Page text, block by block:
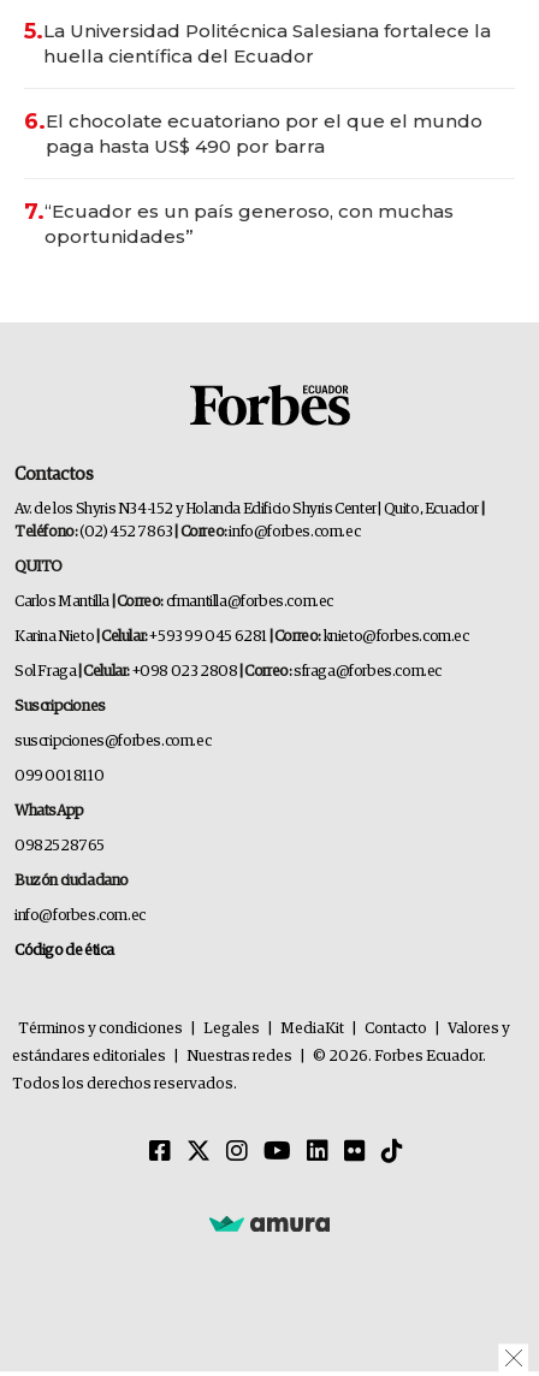
5.La Universidad Politécnica Salesiana fortalece la
huella científica del Ecuador
6.El chocolate ecuatoriano por el que el mundo
paga hasta US$ 490 por barra
7.“Ecuador es un país generoso, con muchas
oportunidades”
Contactos
Av. de los Shyris N34-152 y Holanda Edificio Shyris Center | Quito, Ecuador
Teléfono:(02) 452 7863 | Correo:info@forbes.com.ec
QUITO
Carlos Mantilla | Correo:cfmantilla@forbes.com.ec
Karina Nieto | Celular:+593 99 045 6281 | Correo: knieto@forbes.com.ec
Sol Fraga | Celular:+098 023 2808 | Correo:sfraga@forbes.com.ec
Suscripciones
suscripciones@forbes.com.ec
099 001 8110
WhatsApp
0982528765
Buzón ciudadano
info@forbes.com.ec
Código de ética
Términos y condiciones Legales MediaKit Contacto
Valores y
estándares editoriales
Nuestras redes
© 2026. Forbes Ecuador.
Todos los derechos reservados.